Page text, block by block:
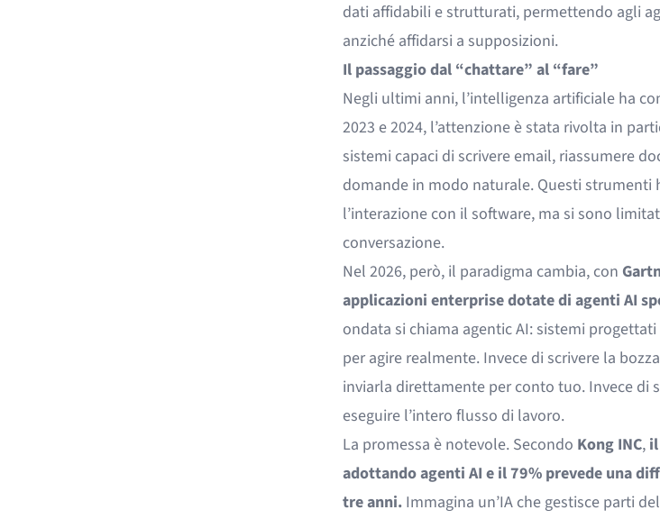
dati affidabili e strutturati, permettendo agli
anziché affidarsi a supposizioni.
Il passaggio dal “chattare” al “fare”
Negli ultimi anni, l’intelligenza artificiale ha
2023 e 2024, l’attenzione è stata rivolta in
sistemi capaci di scrivere email, riassumere
domande in modo naturale. Questi strumenti
l’interazione con il software, ma si sono
conversazione.
Nel 2026, però, il paradigma cambia, con
applicazioni enterprise dotate di agenti AI
ondata si chiama agentic AI: sistemi
per agire realmente. Invece di scrivere la
inviarla direttamente per conto tuo. Invece di
eseguire l’intero flusso di lavoro.
La promessa è notevole. Secondo Kong INC,
adottando agenti AI e il 79% prevede una
tre anni.Immagina un’IA che gestisce parti